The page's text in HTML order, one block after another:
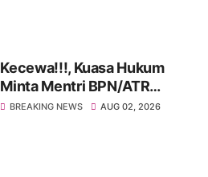
Kecewa!!!, Kuasa Hukum
Minta Mentri BPN/ATR
Evaluasi Kinerja Kantor
BREAKING NEWS AUG 02, 2026